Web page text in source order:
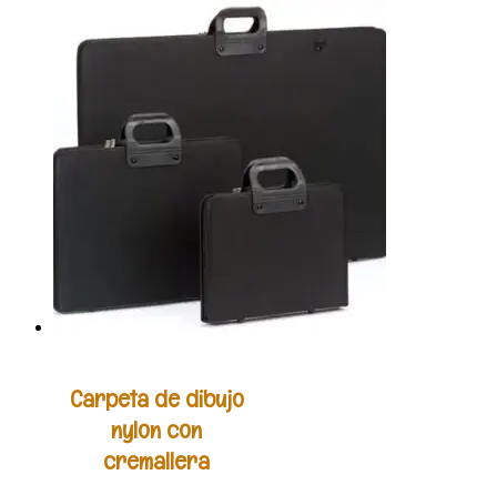
Carpeta de dibujo
nylon con
cremallera